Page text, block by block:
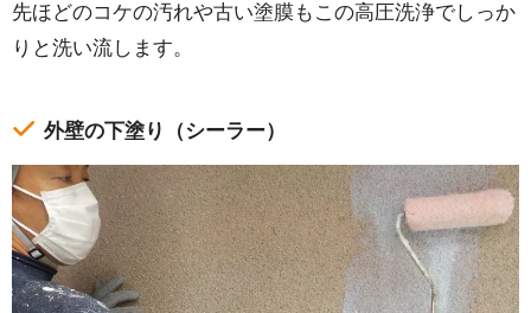
先ほどのコケの汚れや古い塗膜もこの高圧洗浄でしっか
りと洗い流します。
外壁の下塗り（シーラー）